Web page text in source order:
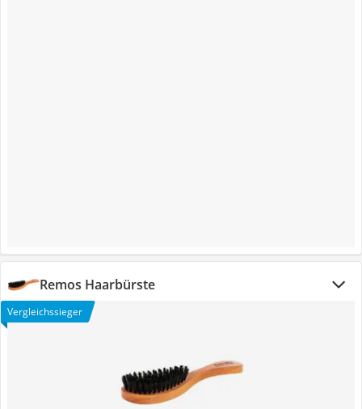
Remos Haarbürste
Vergleichssieger